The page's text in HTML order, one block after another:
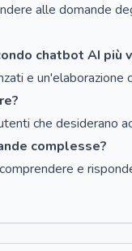
alle domande
chatbot AI più
e
che desiderano
complesse?
e